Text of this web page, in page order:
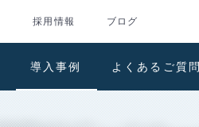
採用情報 ブログ
導入事例 よくあるご質問